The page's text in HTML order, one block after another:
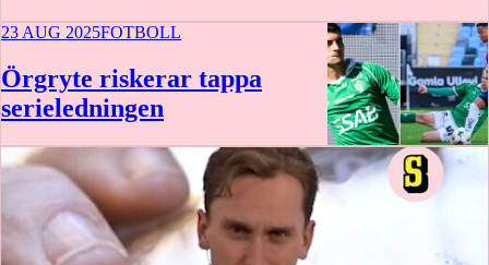
23 AUG 2025FOTBOLL
Örgryte riskerar tappa
serieledningen